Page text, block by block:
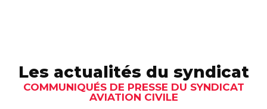
Les actualités du syndicat
COMMUNIQUÉS DE PRESSE DU SYNDICAT
AVIATION CIVILE